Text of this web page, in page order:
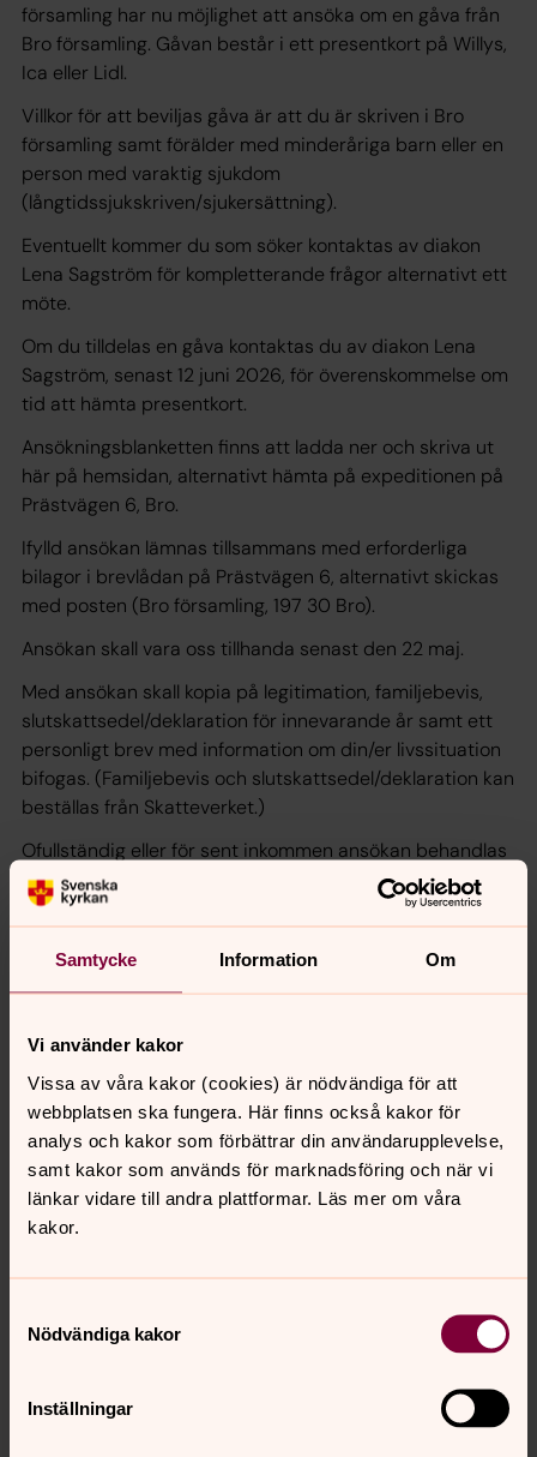
Samtycke Information Om
Vi använder kakor
Vissa av våra kakor (cookies) är nödvändiga för att
webbplatsen ska fungera. Här finns också kakor för
analys och kakor som förbättrar din användarupplevelse,
samt kakor som används för marknadsföring och när vi
länkar vidare till andra plattformar. Läs mer om våra
kakor.
Nödvändiga kakor
Inställningar
församling har nu möjlighet att ansöka om en gåva från
Bro församling. Gåvan består i ett presentkort på Willys,
Ica eller Lidl.
Villkor för att beviljas gåva är att du är skriven i Bro
församling samt förälder med minderåriga barn eller en
person med varaktig sjukdom
(långtidssjukskriven/sjukersättning).
Eventuellt kommer du som söker kontaktas av diakon
Lena Sagström för kompletterande frågor alternativt ett
möte.
Om du tilldelas en gåva kontaktas du av diakon Lena
Sagström, senast 12 juni 2026, för överenskommelse om
tid att hämta presentkort.
Ansökningsblanketten finns att ladda ner och skriva ut
här på hemsidan, alternativt hämta på expeditionen på
Prästvägen 6, Bro.
Ifylld ansökan lämnas tillsammans med erforderliga
bilagor i brevlådan på Prästvägen 6, alternativt skickas
med posten (Bro församling, 197 30 Bro).
Ansökan skall vara oss tillhanda senast den 22 maj.
Med ansökan skall kopia på legitimation, familjebevis,
slutskattsedel/deklaration för innevarande år samt ett
personligt brev med information om din/er livssituation
bifogas. (Familjebevis och slutskattsedel/deklaration kan
beställas från Skatteverket.)
Ofullständig eller för sent inkommen ansökan behandlas
ej.
Välkommen med din ansökan!
Lena Sagström, diakon
Telefon: 08-584 808 91
Mejl: lena.sagstrom@svenskakyrkan.se
Klicka här för att ladda ner